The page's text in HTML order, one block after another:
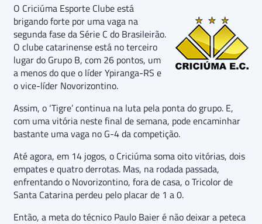
O Criciúma Esporte Clube está
brigando forte por uma vaga na
segunda fase da Série C do Brasileirão.
O clube catarinense está no terceiro
lugar do Grupo B, com 26 pontos, um
a menos do que o líder Ypiranga-RS e
o vice-líder Novorizontino.
Assim, o ‘Tigre’ continua na luta pela ponta do grupo. E,
com uma vitória neste final de semana, pode encaminhar
bastante uma vaga no G-4 da competição.
Até agora, em 14 jogos, o Criciúma soma oito vitórias, dois
empates e quatro derrotas. Mas, na rodada passada,
enfrentando o Novorizontino, fora de casa, o Tricolor de
Santa Catarina perdeu pelo placar de 1 a 0.
Então, a meta do técnico Paulo Baier é não deixar a peteca